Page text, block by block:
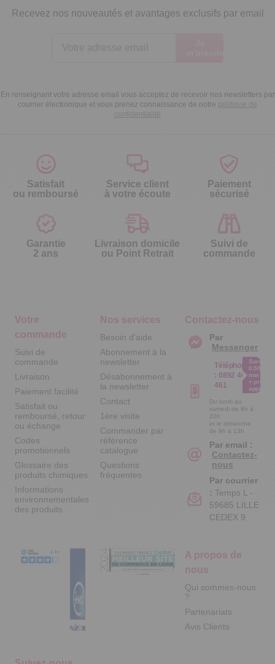
Recevez nos nouveautés et avantages exclusifs par email
En renseignant votre adresse email vous acceptez de recevoir nos newsletters par
courrier électronique et vous prenez connaissance de notre politique de
confidentialité
Satisfait
ou remboursé
Service client
à votre écoute
Paiement
sécurisé
Garantie
2 ans
Livraison domicile
ou Point Retrait
Suivi de
commande
Votre
commande
Suivi de
commande
Livraison
Paiement facilité
Satisfait ou
remboursé, retour
ou échange
Codes
promotionnels
Glossaire des
produits chimiques
Informations
environnementales
des produits
Nos services
Besoin d'aide
Abonnement à la
newsletter
Désabonnement à
la newsletter
Contact
1ère visite
Commander par
référence
catalogue
Questions
fréquentes
A propos de
nous
Qui sommes-nous
?
Partenariats
Avis Clients
Contactez-nous
Par
Messenger
Téléphone
: 0892 461
461
Service
0.50€ /
min
+ prix
appel
Du lundi au
samedi de 8h à
20h
et le dimanche
de 9h à 13h
Par email :
Contactez-
nous
Par courrier
: Temps L -
59685 LILLE
CEDEX 9